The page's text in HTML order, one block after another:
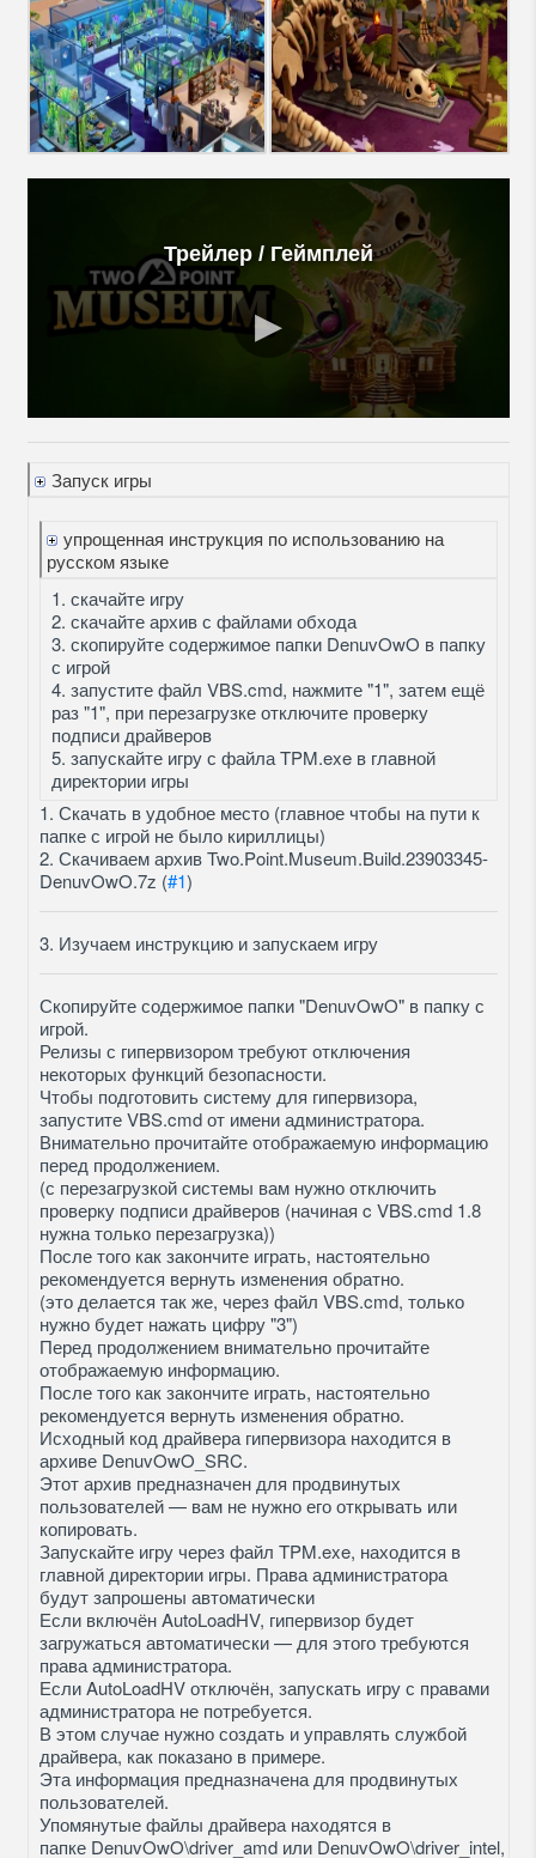
Трейлер / Геймплей
Запуск игры
упрощенная инструкция по использованию на
русском языке
1. скачайте игру
2. скачайте архив с файлами обхода
3. скопируйте содержимое папки DenuvOwO в папку
с игрой
4. запустите файл VBS.cmd, нажмите "1", затем ещё
раз "1", при перезагрузке отключите проверку
подписи драйверов
5. запускайте игру с файла TPM.exe в главной
директории игры
1. Скачать в удобное место (главное чтобы на пути к
папке с игрой не было кириллицы)
2. Скачиваем архив Two.Point.Museum.Build.23903345-
DenuvOwO.7z (#1)
3. Изучаем инструкцию и запускаем игру
Скопируйте содержимое папки "DenuvOwO" в папку с
игрой.
Релизы с гипервизором требуют отключения
некоторых функций безопасности.
Чтобы подготовить систему для гипервизора,
запустите VBS.cmd от имени администратора.
Внимательно прочитайте отображаемую информацию
перед продолжением.
(с перезагрузкой системы вам нужно отключить
проверку подписи драйверов (начиная c VBS.cmd 1.8
нужна только перезагрузка))
После того как закончите играть, настоятельно
рекомендуется вернуть изменения обратно.
(это делается так же, через файл VBS.cmd, только
нужно будет нажать цифру "3")
Перед продолжением внимательно прочитайте
отображаемую информацию.
После того как закончите играть, настоятельно
рекомендуется вернуть изменения обратно.
Исходный код драйвера гипервизора находится в
архиве DenuvOwO_SRC.
Этот архив предназначен для продвинутых
пользователей — вам не нужно его открывать или
копировать.
Запускайте игру через файл TPM.exe, находится в
главной директории игры. Права администратора
будут запрошены автоматически
Если включён AutoLoadHV, гипервизор будет
загружаться автоматически — для этого требуются
права администратора.
Если AutoLoadHV отключён, запускать игру с правами
администратора не потребуется.
В этом случае нужно создать и управлять службой
драйвера, как показано в примере.
Эта информация предназначена для продвинутых
пользователей.
Упомянутые файлы драйвера находятся в
папке DenuvOwO\driver_amd или DenuvOwO\driver_intel,